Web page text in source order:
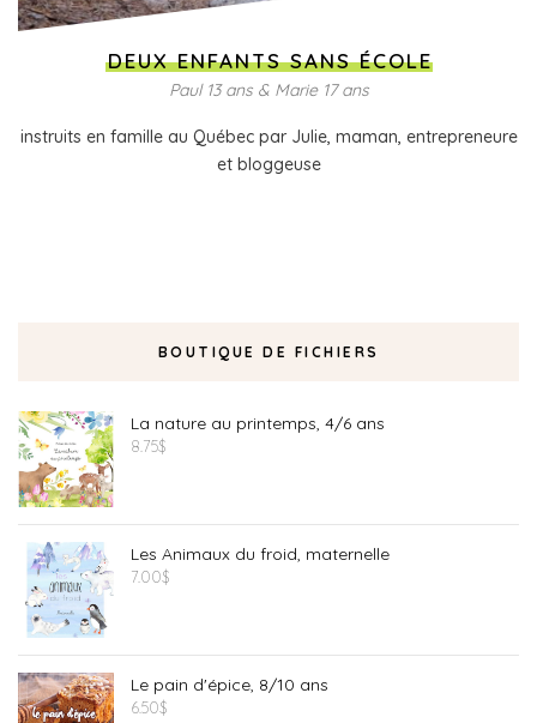
DEUX ENFANTS SANS ÉCOLE
Paul 13 ans & Marie 17 ans
instruits en famille au Québec par Julie, maman, entrepreneure
et bloggeuse
BOUTIQUE DE FICHIERS
La nature au printemps, 4/6 ans
8.75$
Les Animaux du froid, maternelle
7.00$
Le pain d'épice, 8/10 ans
6.50$